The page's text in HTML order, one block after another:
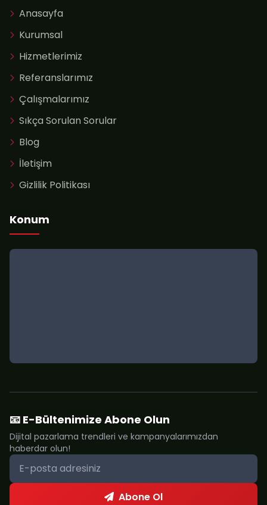
Anasayfa
Kurumsal
Hizmetlerimiz
Referanslarımız
Çalışmalarımız
Sıkça Sorulan Sorular
Blog
İletişim
Gizlilik Politikası
Konum
📧 E-Bültenimize Abone Olun
Dijital pazarlama trendleri ve kampanyalarımızdan
haberdar olun!
Abone Ol